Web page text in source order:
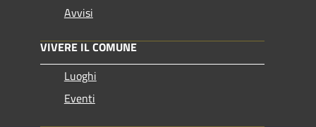
Avvisi
VIVERE IL COMUNE
Luoghi
Eventi